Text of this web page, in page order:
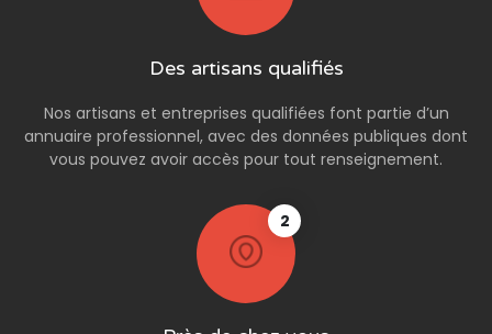
Des artisans qualifiés
Nos artisans et entreprises qualifiées font partie d’un
annuaire professionnel, avec des données publiques dont
vous pouvez avoir accès pour tout renseignement.
2